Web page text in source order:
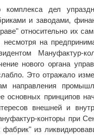
дел
и заводами,
относительно их
на
Мануфактур-
нового органа
Это отражало
направления
основных принципов
внешней и
конторы при
из